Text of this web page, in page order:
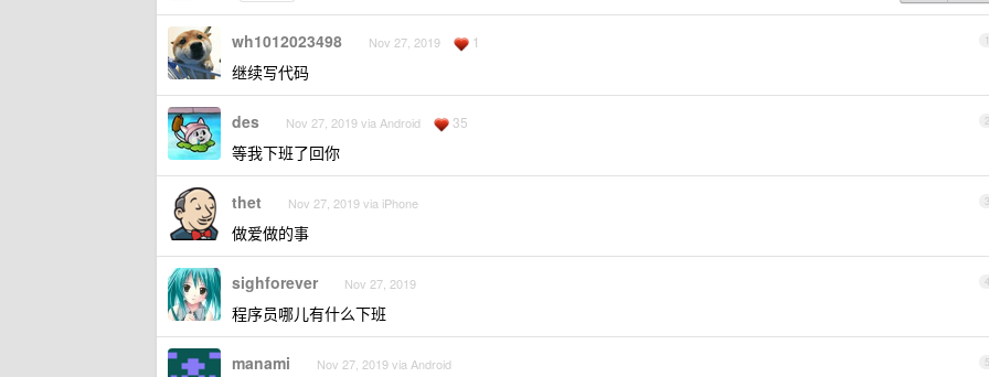
1
wh1012023498 Nov 27, 2019 1
继续写代码
2
des Nov 27, 2019 via Android 35
等我下班了回你
3
thet Nov 27, 2019 via iPhone
做爱做的事
4
sighforever Nov 27, 2019
程序员哪儿有什么下班
5
manami Nov 27, 2019 via Android